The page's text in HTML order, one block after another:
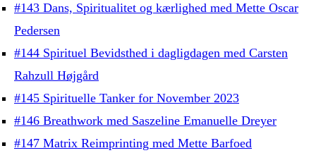
#143 Dans, Spiritualitet og kærlighed med Mette Oscar
Pedersen
#144 Spirituel Bevidsthed i dagligdagen med Carsten
Rahzull Højgård
#145 Spirituelle Tanker for November 2023
#146 Breathwork med Saszeline Emanuelle Dreyer
#147 Matrix Reimprinting med Mette Barfoed